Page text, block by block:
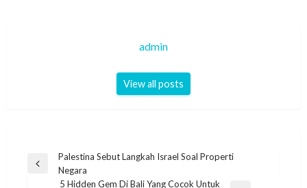
admin
View all posts
Navigasi
Previous
Palestina Sebut Langkah Israel Soal Properti
Negara
5 Hidden Gem Di Bali Yang Cocok Untuk